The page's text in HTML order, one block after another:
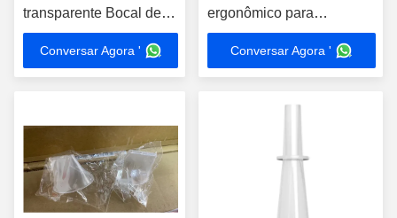
transparente Bocal de
uso único Certificação
de contacto com
alimentos
Conversar Agora '
ergonômico para
aplicações químicas
Conversar Agora '